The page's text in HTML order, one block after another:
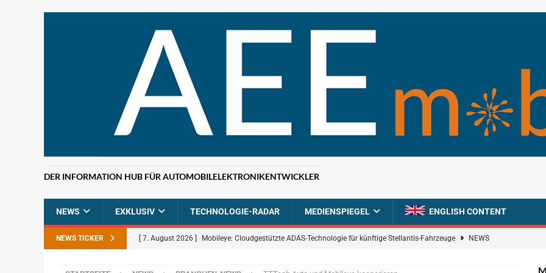
DER INFORMATION HUB FÜR AUTOMOBILELEKTRONIKENTWICKLER
NEWS EXKLUSIV TECHNOLOGIE-RADAR MEDIENSPIEGEL ENGLISH CONTENT
NEWS TICKER [ 7. August 2026 ] Mobileye: Cloudgestützte ADAS-Technologie für künftige Stellantis-Fahrzeuge NEWS